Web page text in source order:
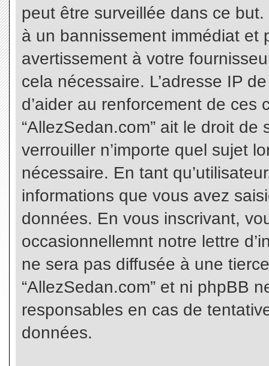
peut être surveillée dans ce
à un bannissement immédiat et
avertissement à votre
cela nécessaire. L’adresse IP
d’aider au renforcement de
“AllezSedan.com” ait le droit de
verrouiller n’importe quel sujet
nécessaire. En tant
informations que vous avez
données. En vous inscrivant,
occasionnellemnt notre lettre
ne sera pas diffusée à une
“AllezSedan.com” et ni phpBB
responsables en cas de
données.